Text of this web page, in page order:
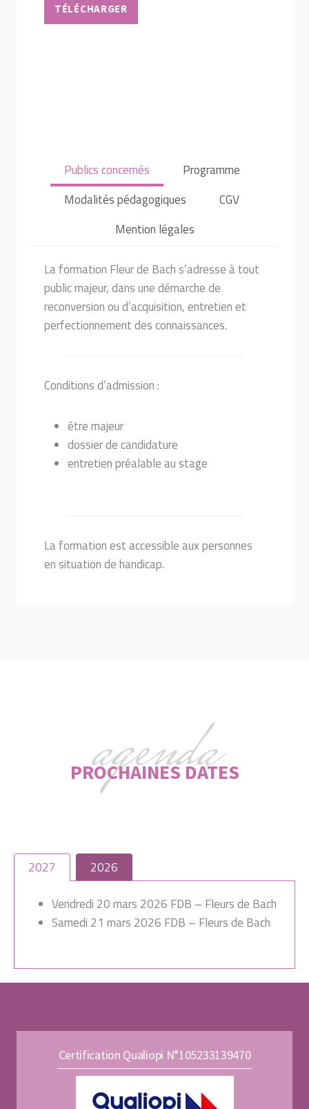
TÉLÉCHARGER
Publics concernés
Programme
Modalités pédagogiques
CGV
Mention légales
La formation Fleur de Bach s’adresse à tout
public majeur, dans une démarche de
reconversion ou d’acquisition, entretien et
perfectionnement des connaissances.
Conditions d’admission :
être majeur
dossier de candidature
entretien préalable au stage
La formation est accessible aux personnes
en situation de handicap.
agenda
PROCHAINES DATES
2027 2026
Vendredi 20 mars 2026 FDB – Fleurs de Bach
Samedi 21 mars 2026 FDB – Fleurs de Bach
Certification Qualiopi N°105233139470